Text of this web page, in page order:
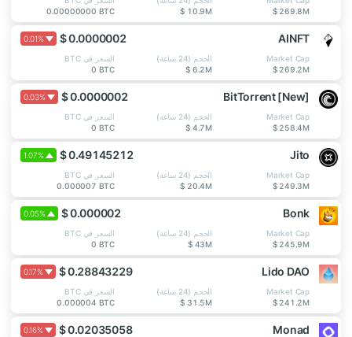
$ 269.8M
$ 10.9M
0.00000000 BTC
AINFT
$ 0.0000002
0.01%
Market Cap
$ 269.2M
الحجم (24 ساعة)
$ 6.2M
السعر في BTC
0 BTC
BitTorrent [New]
$ 0.0000002
0.03%
Market Cap
$ 258.4M
الحجم (24 ساعة)
$ 4.7M
السعر في BTC
0 BTC
Jito
$ 0.49145212
1.07%
Market Cap
$ 249.3M
الحجم (24 ساعة)
$ 20.4M
السعر في BTC
0.000007 BTC
Bonk
$ 0.000002
0.05%
Market Cap
$ 245.9M
الحجم (24 ساعة)
$ 43M
السعر في BTC
0 BTC
Lido DAO
$ 0.28843229
0.17%
Market Cap
$ 241.2M
الحجم (24 ساعة)
$ 31.5M
السعر في BTC
0.000004 BTC
Monad
$ 0.02035058
0.16%